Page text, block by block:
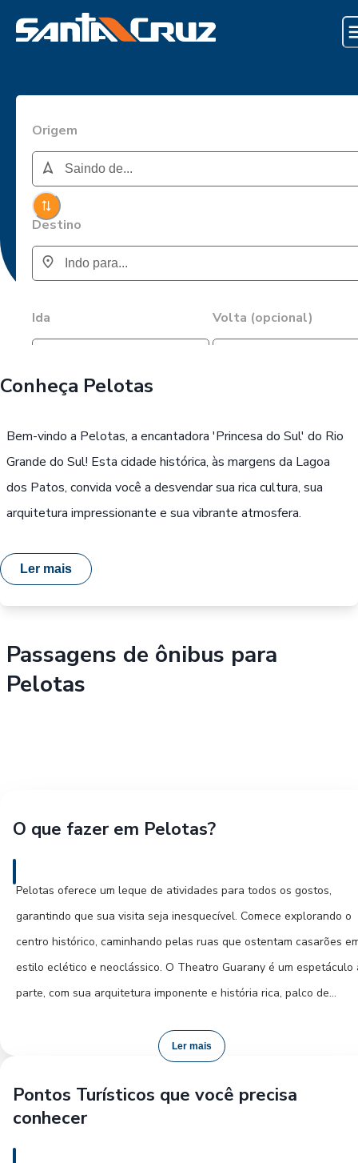
Origem
Destino
Ida Volta (opcional)
Passe Livre, Idoso ou ID Jovem
Conheça Pelotas
Bem-vindo a Pelotas, a encantadora 'Princesa do Sul' do Rio
Grande do Sul! Esta cidade histórica, às margens da Lagoa
dos Patos, convida você a desvendar sua rica cultura, sua
arquitetura impressionante e sua vibrante atmosfera.
Ler mais
Passagens de ônibus para
Pelotas
O que fazer em Pelotas?
Pelotas oferece um leque de atividades para todos os gostos,
garantindo que sua visita seja inesquecível. Comece explorando o
centro histórico, caminhando pelas ruas que ostentam casarões
estilo eclético e neoclássico. O Theatro Guarany é um espetáculo
parte, com sua arquitetura imponente e história rica, palco de
Senhora da Conceição é um marco religioso e arquitetônico que
deslumbrante, um passeio pela orla da Lagoa dos Patos é
especialmente ao pôr do sol. Visite o Laranjal, um balneário
Ler mais
Pontos Turísticos que você precisa
conhecer